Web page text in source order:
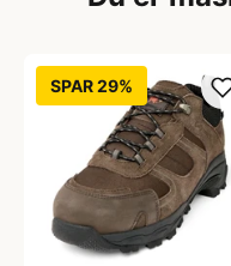
SPAR 29%